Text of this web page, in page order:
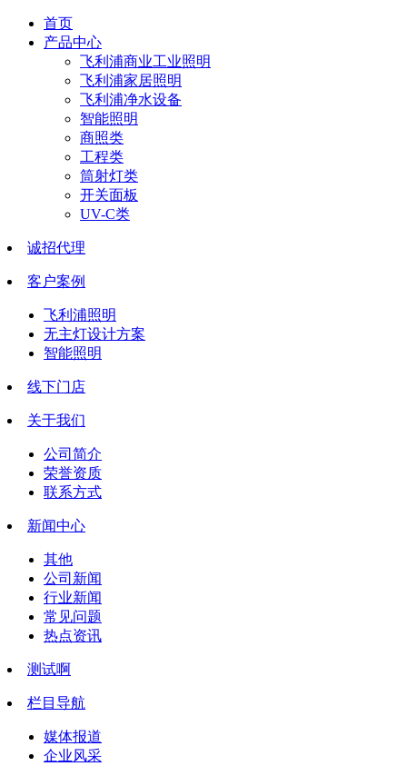
首页
产品中心
飞利浦商业工业照明
飞利浦家居照明
飞利浦净水设备
智能照明
商照类
工程类
筒射灯类
开关面板
UV-C类
诚招代理
客户案例
飞利浦照明
无主灯设计方案
智能照明
线下门店
关于我们
公司简介
荣誉资质
联系方式
新闻中心
其他
公司新闻
行业新闻
常见问题
热点资讯
测试啊
栏目导航
媒体报道
企业风采